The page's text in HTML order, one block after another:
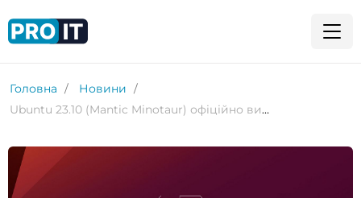
Головна
Новини
Ubuntu 23.10 (Mantic Minotaur) офіційно випущено з Linux 6.5 і GNOME 45